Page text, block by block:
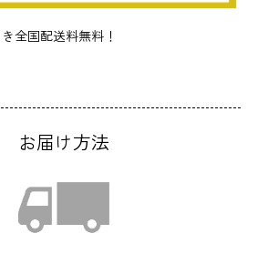
全国配送料無料！
お届け方法